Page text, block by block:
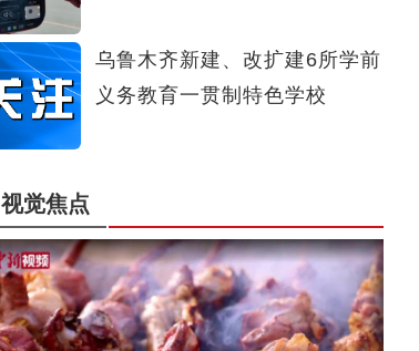
乌鲁木齐新建、改扩建6所学前
义务教育一贯制特色学校
视觉焦点
【爱在和田】为什么新疆烤肉和红柳枝成为绝